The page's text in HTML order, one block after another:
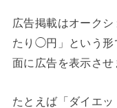
広告掲載はオーク
たり◯円」という形
面に広告を表示させ
たとえば「ダイエ